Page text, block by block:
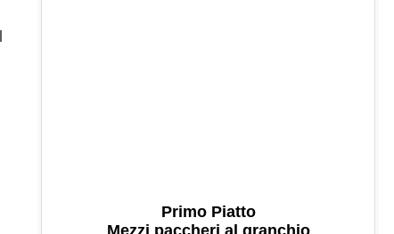
Primo Piatto
Mezzi paccheri al granchio